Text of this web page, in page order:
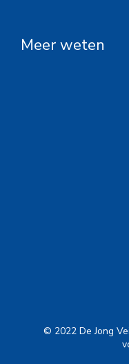
Meer weten
© 2022 De Jong